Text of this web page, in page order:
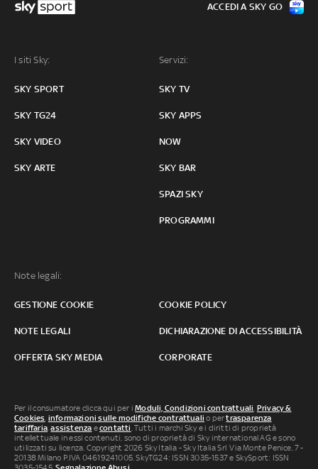
I siti Sky:
SKY SPORT
SKY TG24
SKY VIDEO
SKY ARTE
Servizi:
SKY TV
SKY APPS
NOW
SKY BAR
SPAZI SKY
PROGRAMMI
Note legali:
GESTIONE COOKIE COOKIE POLICY
NOTE LEGALI DICHIARAZIONE DI ACCESSIBILITÀ
OFFERTA SKY MEDIA CORPORATE
ACCEDI A SKY GO
Per il consumatore clicca qui per iModuli, Condizioni contrattuali Privacy &
Cookies informazioni sulle modifiche contrattuali o pertrasparenza
tariffaria ,assistenza econtatti . Tutti i marchi Sky e i diritti di proprietà
intellettuale in essi contenuti, sono di proprietà di Sky international AG e sono
utilizzati su licenza. Copyright 2026 Sky Italia - Sky Italia Srl Via Monte Penice, 7 -
20138 Milano P.IVA 04619241005. SkyTG24: ISSN 3035-1537 e SkySport: ISSN